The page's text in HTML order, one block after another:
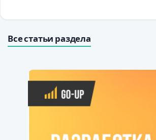
Все статьи раздела